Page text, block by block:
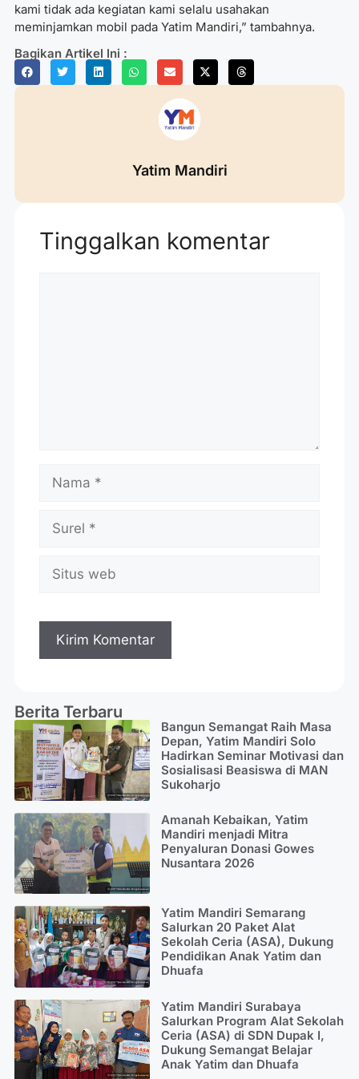
kami tidak ada kegiatan kami selalu usahakan
meminjamkan mobil pada Yatim Mandiri,” tambahnya.
Bagikan Artikel Ini :
Yatim Mandiri
Tinggalkan komentar
Berita Terbaru
Bangun Semangat Raih Masa
Depan, Yatim Mandiri Solo
Hadirkan Seminar Motivasi dan
Sosialisasi Beasiswa di MAN
Sukoharjo
Amanah Kebaikan, Yatim
Mandiri menjadi Mitra
Penyaluran Donasi Gowes
Nusantara 2026
Yatim Mandiri Semarang
Salurkan 20 Paket Alat
Sekolah Ceria (ASA), Dukung
Pendidikan Anak Yatim dan
Dhuafa
Yatim Mandiri Surabaya
Salurkan Program Alat Sekolah
Ceria (ASA) di SDN Dupak I,
Dukung Semangat Belajar
Anak Yatim dan Dhuafa